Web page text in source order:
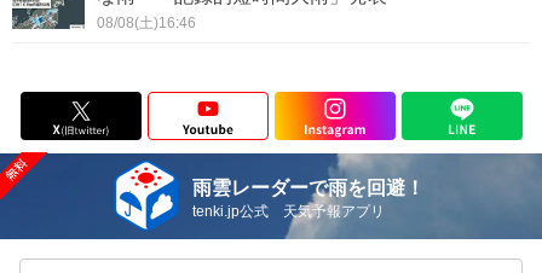
08/08(土)16:46
雨雲レーダーで雨を回避！
tenki.jp公式 天気予報アプリ